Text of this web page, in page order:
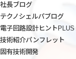
社長ブログ
テクノシェルパブログ
電子回路設計ヒントPLUS
技術紹介パンフレット
固有技術開発